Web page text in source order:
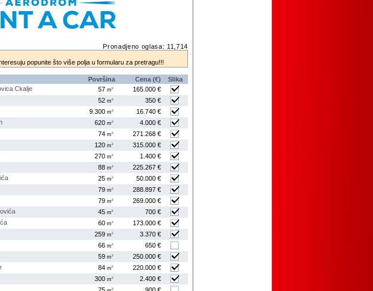
Pronadjeno oglasa: 11,714
popunite što više polja u formularu za pretragu!!!
Površina Cena (€)
Slika
Ckalje 57 m2
165.000 €
52 m2
350 €
9.300 m2
16.740 €
620 m2
4.000 €
74 m2
271.268 €
120 m2
315.000 €
270 m2
1.400 €
88 m2
225.267 €
25 m2
50.000 €
79 m2
288.897 €
79 m2
269.000 €
45 m2
700 €
60 m2
173.000 €
259 m2
3.370 €
66 m2
650 €
59 m2
250.000 €
84 m2
220.000 €
300 m2
2.400 €
2